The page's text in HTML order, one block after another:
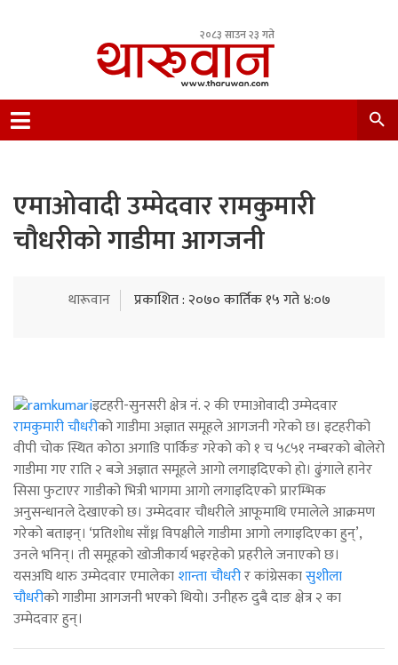
२०८३ साउन २३ गते
Nepal.
एमाओवादी उम्मेदवार रामकुमारी
चौधरीको गाडीमा आगजनी
थारूवान प्रकाशित : २०७० कार्तिक १५ गते ४:०७
इटहरी-सुनसरी क्षेत्र नं. २ की एमाओवादी उम्मेदवार
रामकुमारी चौधरीको गाडीमा अज्ञात समूहले आगजनी गरेको छ। इटहरीको
वीपी चोक स्थित कोठा अगाडि पार्किङ गरेको को १ च ५८५१ नम्बरको बोलेरो
गाडीमा गए राति २ बजे अज्ञात समूहले आगो लगाइदिएको हो। ढुंगाले हानेर
सिसा फुटाएर गाडीको भित्री भागमा आगो लगाइदिएको प्रारम्भिक
अनुसन्धानले देखाएको छ। उम्मेदवार चौधरीले आफूमाथि एमालेले आक्रमण
गरेको बताइन्। ‘प्रतिशोध साँध्न विपक्षीले गाडीमा आगो लगाइदिएका हुन्’,
उनले भनिन्। ती समूहको खोजीकार्य भइरहेको प्रहरीले जनाएको छ।
यसअघि थारु उम्मेदवार एमालेकाशान्ता चौधरीर कांग्रेसकासुशीला
चौधरीको गाडीमा आगजनी भएको थियो। उनीहरु दुबै दाङ क्षेत्र २ का
उम्मेदवार हुन्।